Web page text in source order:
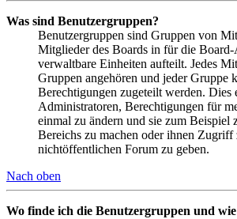
Was sind Benutzergruppen?
Benutzergruppen sind Gruppen von
Mitglieder des Boards in für die
verwaltbare Einheiten aufteilt. Jedes
Gruppen angehören und jeder Gruppe
Berechtigungen zugeteilt werden. Dies
Administratoren, Berechtigungen für
einmal zu ändern und sie zum Beispiel
Bereichs zu machen oder ihnen Zugriff
nichtöffentlichen Forum zu geben.
Nach oben
Wo finde ich die Benutzergruppen und